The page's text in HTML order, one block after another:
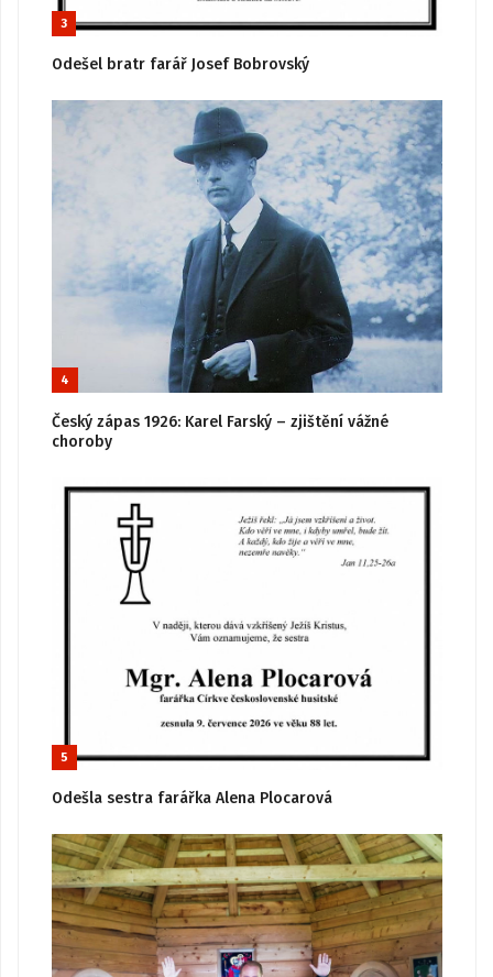
3
Odešel bratr farář Josef Bobrovský
4
Český zápas 1926: Karel Farský – zjištění vážné
choroby
5
Odešla sestra farářka Alena Plocarová